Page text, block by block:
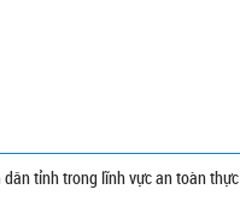
tỉnh trong lĩnh vực an toàn